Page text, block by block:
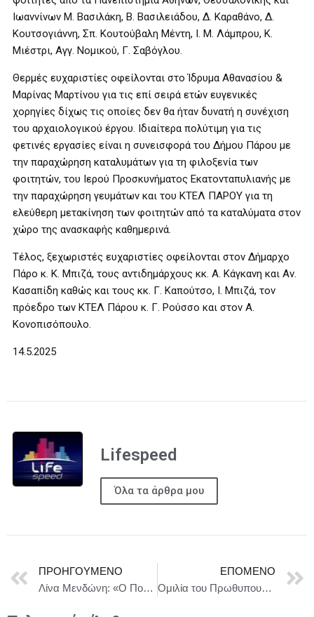
Ιωαννίνων Μ. Βασιλάκη, Β. Βασιλειάδου, Δ. Καραθάνο, Δ.
Κουτσογιάννη, Σπ. Κουτούβαλη Μέντη, Ι. Μ. Λάμπρου, Κ.
Μιέστρι, Αγγ. Νομικού, Γ. Σαβόγλου.
Θερμές ευχαριστίες οφείλονται στο Ίδρυμα Αθανασίου &
Μαρίνας Μαρτίνου για τις επί σειρά ετών ευγενικές
χορηγίες δίχως τις οποίες δεν θα ήταν δυνατή η συνέχιση
του αρχαιολογικού έργου. Ιδιαίτερα πολύτιμη για τις
φετινές εργασίες είναι η συνεισφορά του Δήμου Πάρου με
την παραχώρηση καταλυμάτων για τη φιλοξενία των
φοιτητών, του Ιερού Προσκυνήματος Εκατονταπυλιανής με
την παραχώρηση γευμάτων και του ΚΤΕΛ ΠΑΡΟΥ για τη
ελεύθερη μετακίνηση των φοιτητών από τα καταλύματα στον
χώρο της ανασκαφής καθημερινά.
Τέλος, ξεχωριστές ευχαριστίες οφείλονται στον Δήμαρχο
Πάρο κ. Κ. Μπιζά, τους αντιδημάρχους κκ. Α. Κάγκανη και Αν.
Κασαπίδη καθώς και τους κκ. Γ. Καπούτσο, Ι. Μπιζά, τον
πρόεδρο των ΚΤΕΛ Πάρου κ. Γ. Ρούσσο και στον Α.
Κονοπισόπουλο.
14.5.2025
Lifespeed
Όλα τα άρθρα μου
ΠΡΟΗΓΟΎΜΕΝΟ
Λίνα Μενδώνη: «Ο Πολιτισμός δεν είναι πολυτέλεια. Είναι ανάγκη!»
ΕΠΌΜΕΝΟ
Ομιλία του Πρωθυπουργού Κυριάκου Μητσοτάκη στην Οικονομική Ημερίδα 2025 του Wirtschaftsrat Deutschland, στο Βερολίνο